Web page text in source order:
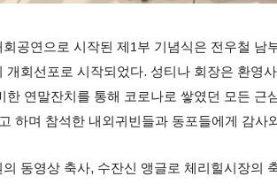
공연으로 시작된 제1부 기념식은 전우철 남
개회선포로 시작되었다. 성티나 회장은 환영
한 연말잔치를 통해 코로나로 쌓였던 모든 근
하며 참석한 내외귀빈들과 동포들에게 감사
동영상 축사, 수잔신 앵글로 체리힐시장의